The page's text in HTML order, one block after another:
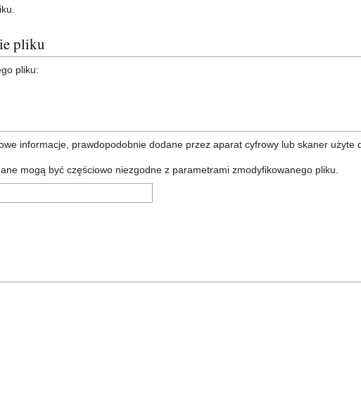
pliku
pliku:
informacje, prawdopodobnie dodane przez aparat cyfrowy lub skaner użyte
mogą być częściowo niezgodne z parametrami zmodyfikowanego pliku.